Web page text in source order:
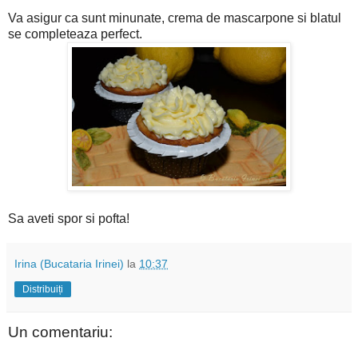
Va asigur ca sunt minunate, crema de mascarpone si blatul
se completeaza perfect.
Sa aveti spor si pofta!
Irina (Bucataria Irinei) la 10:37
Distribuiți
Un comentariu: